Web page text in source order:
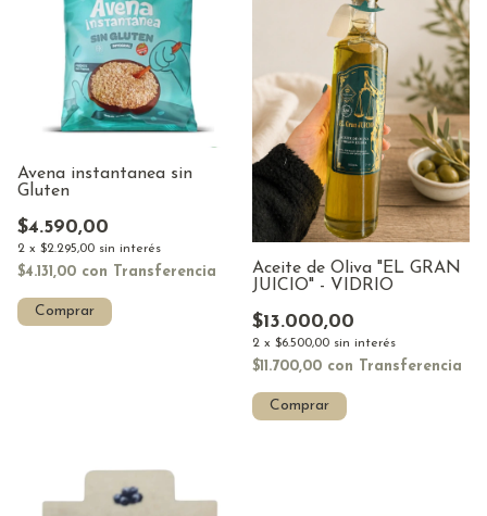
Avena instantanea sin
Gluten
$4.590,00
2 x $2.295,00 sin interés
$4.131,00 con Transferencia
Aceite de Oliva "EL GRAN
JUICIO" - VIDRIO
$13.000,00
2 x $6.500,00 sin interés
$11.700,00 con Transferencia
Comprar